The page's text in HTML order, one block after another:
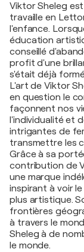
Viktor Sheleg
travaille en
l'enfance.
éducation
conseillé
profit d'une
s'était déjà
L'art de Viktor
en question le
façonnent nos
l'individualité et
intrigantes de
transmettre les
Grâce à sa
contribution de
une marque
inspirant à voir
plus artistique.
frontières
à travers le
Sheleg à de
le monde.